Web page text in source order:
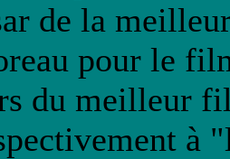
de la
pour le
du meilleur
à